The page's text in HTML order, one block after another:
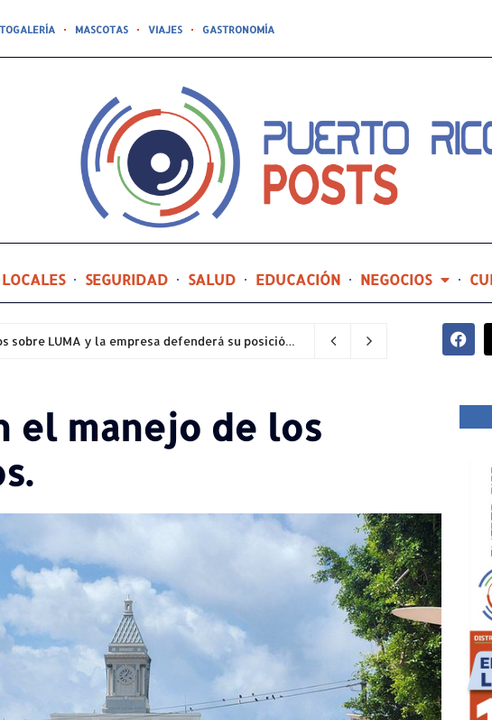
MASCOTAS VIAJES GASTRONOMÍA
LOCALES SEGURIDAD SALUD EDUCACIÓN NEGOCIOS
Tribunal Supremo acoge recursos sobre LUMA y la empresa defenderá su posición 2 horas ago
el manejo de los